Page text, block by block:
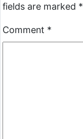
fields are marked *
Comment *